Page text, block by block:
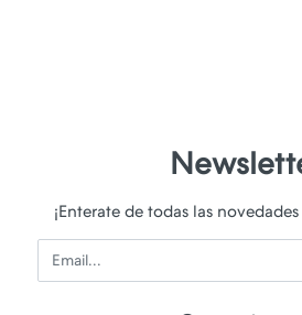
¡Enterate de todas las
Email